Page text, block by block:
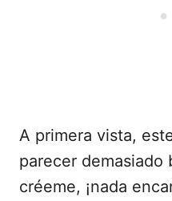
A primera vista,
parecer demasiado
créeme, ¡nada